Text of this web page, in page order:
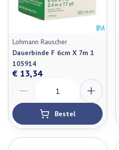
Lohmann Rauscher
Dauerbinde F 6cm X 7m 1
105914
€ 13,34
Bestel